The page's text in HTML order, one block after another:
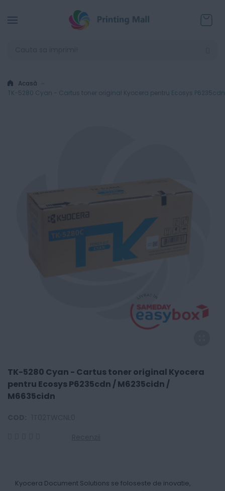
Acasă
TK-5280 Cyan - Cartus toner original Kyocera pentru Ecosys
TK-5280 Cyan - Cartus toner original Kyocera
pentru Ecosys P6235cdn / M6235cidn /
M6635cidn
Kyocera Document Solutions se foloseste de inovatie,